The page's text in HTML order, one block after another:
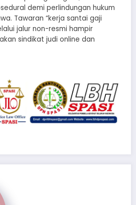
demi perlindungan hukum
Tawaran “kerja santai gaji
jalur non-resmi hampir
sindikat judi online dan